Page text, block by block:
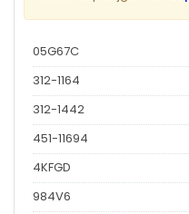
05G67C
312-1164
312-1442
451-11694
4KFGD
984V6